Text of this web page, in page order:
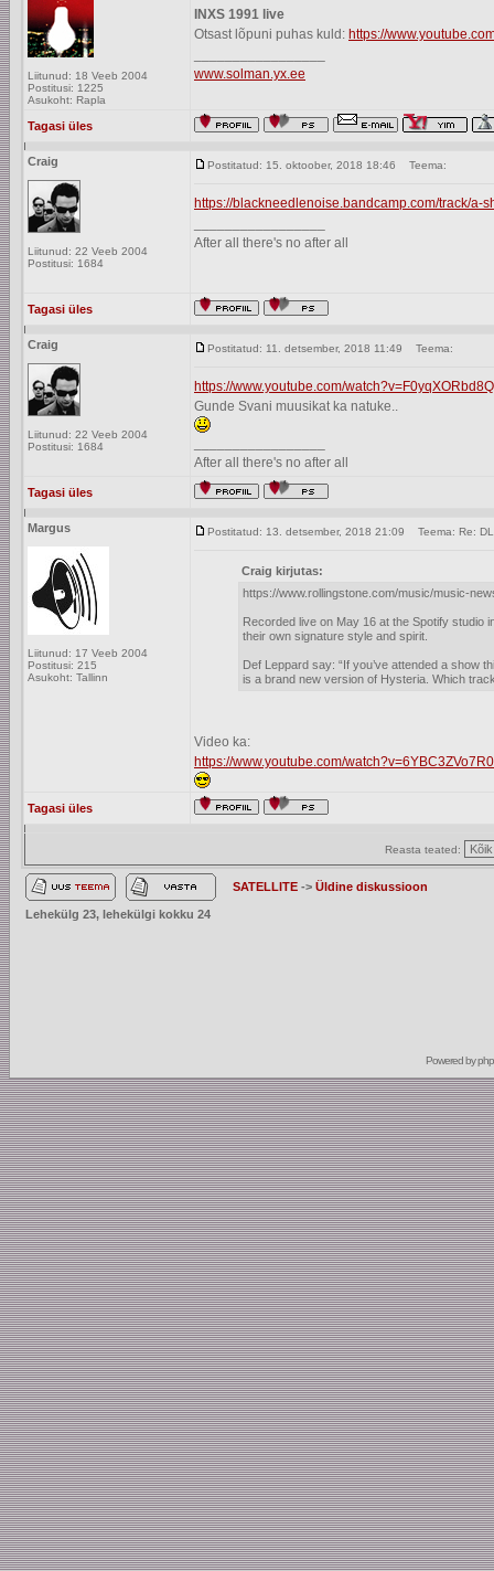
Liitunud: 18 Veeb 2004
Postitusi: 1225
Asukoht: Rapla
INXS 1991 live
Otsast lõpuni puhas kuld: https://
www.solman.yx.ee
Tagasi üles
Craig
Liitunud: 22 Veeb 2004
Postitusi: 1684
Postitatud: 15. oktoober, 2018 18:46 Teema:
https://blackneedlenoise.bandcamp.com/track/a-
After all there's no after all
Tagasi üles
Craig
Liitunud: 22 Veeb 2004
Postitusi: 1684
Postitatud: 11. detsember, 2018 11:49 Teema:
https://www.youtube.com/watch?v=F0yqXORbd8Q
Gunde Svani muusikat ka natuke..
After all there's no after all
Tagasi üles
Margus
Liitunud: 17 Veeb 2004
Postitusi: 215
Asukoht: Tallinn
Postitatud: 13. detsember, 2018 21:09 Teema: Re:
Craig kirjutas:
https://www.rollingstone.com/music/music-
Recorded live on May 16 at the Spotify studio
their own signature style and spirit.
Def Leppard say: “If you’ve attended a show
is a brand new version of Hysteria. Which
Video ka:
https://www.youtube.com/watch?v=6YBC3ZVo7R0
Tagasi üles
Reasta teated:
SATELLITE -> Üldine diskussioon
Lehekülg 23, lehekülgi kokku 24
Powered by